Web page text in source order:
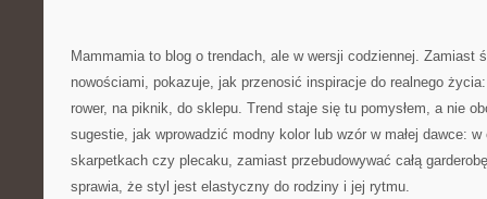
Mammamia to blog o trendach, ale w wersji codziennej. Zamiast
nowościami, pokazuje, jak przenosić inspiracje do realnego
rower, na piknik, do sklepu. Trend staje się tu pomysłem, a nie
sugestie, jak wprowadzić modny kolor lub wzór w małej dawce:
skarpetkach czy plecaku, zamiast przebudowywać całą
sprawia, że styl jest elastyczny do rodziny i jej rytmu.